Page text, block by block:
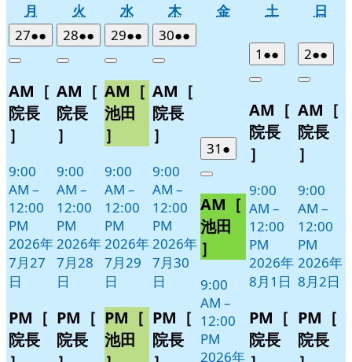
月
曜
日
火
曜
日
水水
曜
日
木木
曜
日
金金
土土
日
日
日
272026
年
月
27
日
●●
件
イ
ベ
ト)
Close
AM［
院長
］
9:00
AM –
12:00
PM
2026年
7月27
日
PM［
院長
282026
年
月
28
日
●●
件
イ
ベ
ト)
Close
AM［
院長
］
9:00
AM –
12:00
PM
2026年
7月28
日
PM［
院長
292026
年
月
29
日
●●
件
イ
ベ
ト)
Close
AM［
池田
］
9:00
AM –
12:00
PM
2026年
7月29
日
PM［
池田
302026
年
月
30
日
●●
件
イ
Close
AM［
院長
］
9:00
AM –
12:00
PM
2026年
7月30
日
PM［
院長
31 2026
年
月
31
日
●
件
イ
ベ
ト)
Close
AM［
池田
］
9:00
AM –
12:00
PM
2026年
1 2026
年
月
1
日
●●
件
イ
ベ
Close
AM［
院長
］
9:00
AM –
12:00
PM
2026年
8月1日
PM［
院長
22026
年
月
2
日
●●
件
イ
ベ
Close
AM［
院長
］
9:00
AM –
12:00
PM
2026年
8月2日
PM［
院長